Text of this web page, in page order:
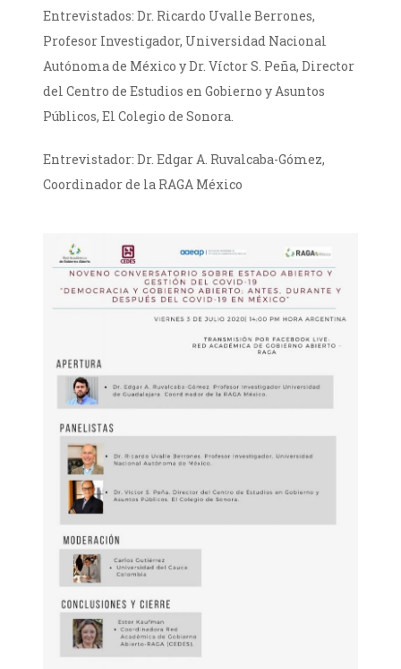
Entrevistados: Dr. Ricardo Uvalle Berrones,
Profesor Investigador, Universidad Nacional
Autónoma de México y Dr. Víctor S. Peña, Director
del Centro de Estudios en Gobierno y Asuntos
Públicos, El Colegio de Sonora.
Entrevistador: Dr. Edgar A. Ruvalcaba-Gómez,
Coordinador de la RAGA México